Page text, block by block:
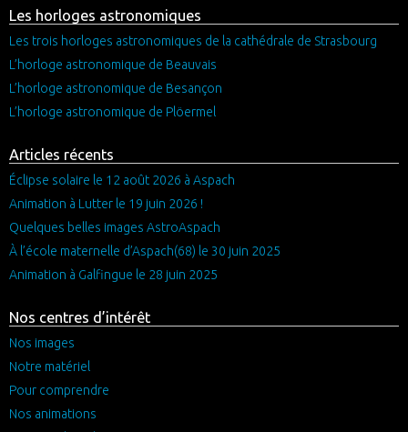
Les horloges astronomiques
Les trois horloges astronomiques de la cathédrale de Strasbourg
L’horloge astronomique de Beauvais
L’horloge astronomique de Besançon
L’horloge astronomique de Plöermel
Articles récents
Éclipse solaire le 12 août 2026 à Aspach
Animation à Lutter le 19 juin 2026 !
Quelques belles images AstroAspach
À l’école maternelle d’Aspach(68) le 30 juin 2025
Animation à Galfingue le 28 juin 2025
Nos centres d’intérêt
Nos images
Notre matériel
Pour comprendre
Nos animations